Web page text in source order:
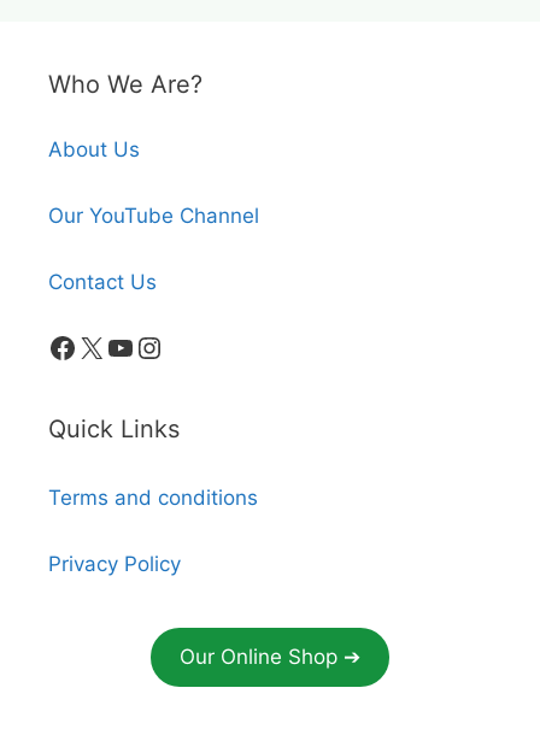
Who We Are?
About Us
Our YouTube Channel
Contact Us
Facebook
X YouTube
Instagram
Quick Links
Terms and conditions
Privacy Policy
Our Online Shop ➔